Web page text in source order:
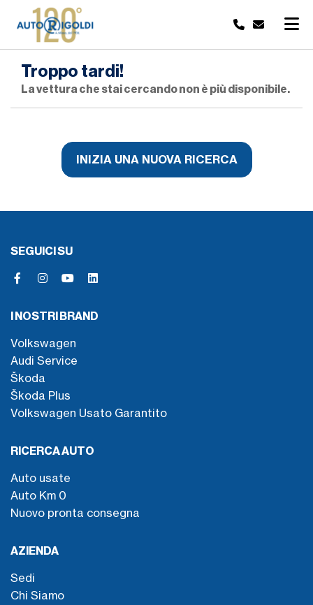
Troppo tardi!
La vettura che stai cercando non è più disponibile.
INIZIA UNA NUOVA RICERCA
SEGUICI SU
I NOSTRI BRAND
Volkswagen
Audi Service
Škoda
Škoda Plus
Volkswagen Usato Garantito
RICERCA AUTO
Auto usate
Auto Km 0
Nuovo pronta consegna
AZIENDA
Sedi
Chi Siamo